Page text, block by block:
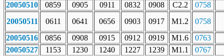
20050510 0859 0905 0911 0832 0908 C2.2
0758
20050511
0611 0641 0656 0903 0917 M1.2
0758
20050516
0856 0908 0915 0912 0919 M1.6 0763
20050527
1153 1230 1240 1227 1239 M1.1 0767